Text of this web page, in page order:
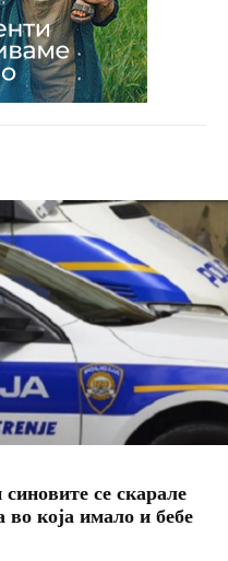
се скарале
во која имало и бебе